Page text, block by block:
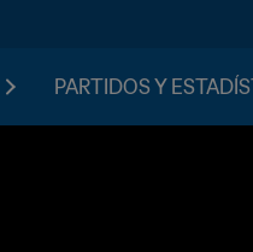
PARTIDOS Y